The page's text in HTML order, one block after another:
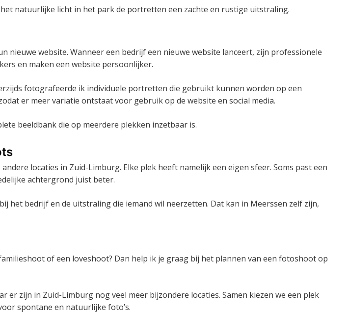
natuurlijke licht in het park de portretten een zachte en rustige uitstraling.
nieuwe website. Wanneer een bedrijf een nieuwe website lanceert, zijn professionele
en maken een website persoonlijker.
fotografeerde ik individuele portretten die gebruikt kunnen worden op een
er meer variatie ontstaat voor gebruik op de website en social media.
beeldbank die op meerdere plekken inzetbaar is.
locaties in Zuid-Limburg. Elke plek heeft namelijk een eigen sfeer. Soms past een
achtergrond juist beter.
het bedrijf en de uitstraling die iemand wil neerzetten. Dat kan in Meerssen zelf zijn,
of een loveshoot? Dan help ik je graag bij het plannen van een fotoshoot op
zijn in Zuid-Limburg nog veel meer bijzondere locaties. Samen kiezen we een plek
spontane en natuurlijke foto’s.